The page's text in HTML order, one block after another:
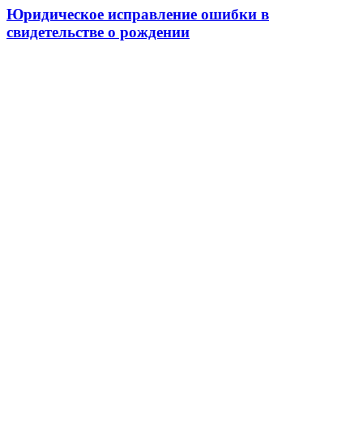
Юридическое исправление ошибки в
свидетельстве о рождении